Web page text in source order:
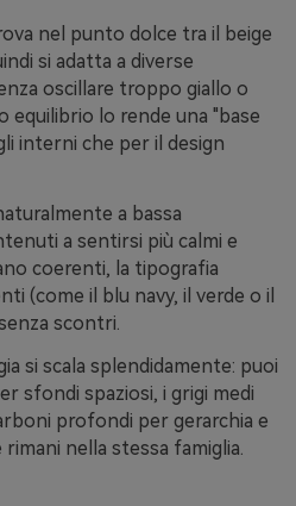
nel punto dolce tra il beige
si adatta a diverse
oscillare troppo giallo o
equilibrio lo rende una "base
interni che per il design
a bassa
a sentirsi più calmi e
coerenti, la tipografia
(come il blu navy, il verde o il
scontri.
si scala splendidamente: puoi
sfondi spaziosi, i grigi medi
profondi per gerarchia e
nella stessa famiglia.